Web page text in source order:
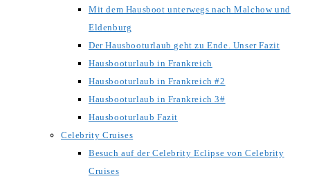
Mit dem Hausboot unterwegs nach Malchow und
Eldenburg
Der Hausbooturlaub geht zu Ende. Unser Fazit
Hausbooturlaub in Frankreich
Hausbooturlaub in Frankreich #2
Hausbooturlaub in Frankreich 3#
Hausbooturlaub Fazit
Celebrity Cruises
Besuch auf der Celebrity Eclipse von Celebrity
Cruises